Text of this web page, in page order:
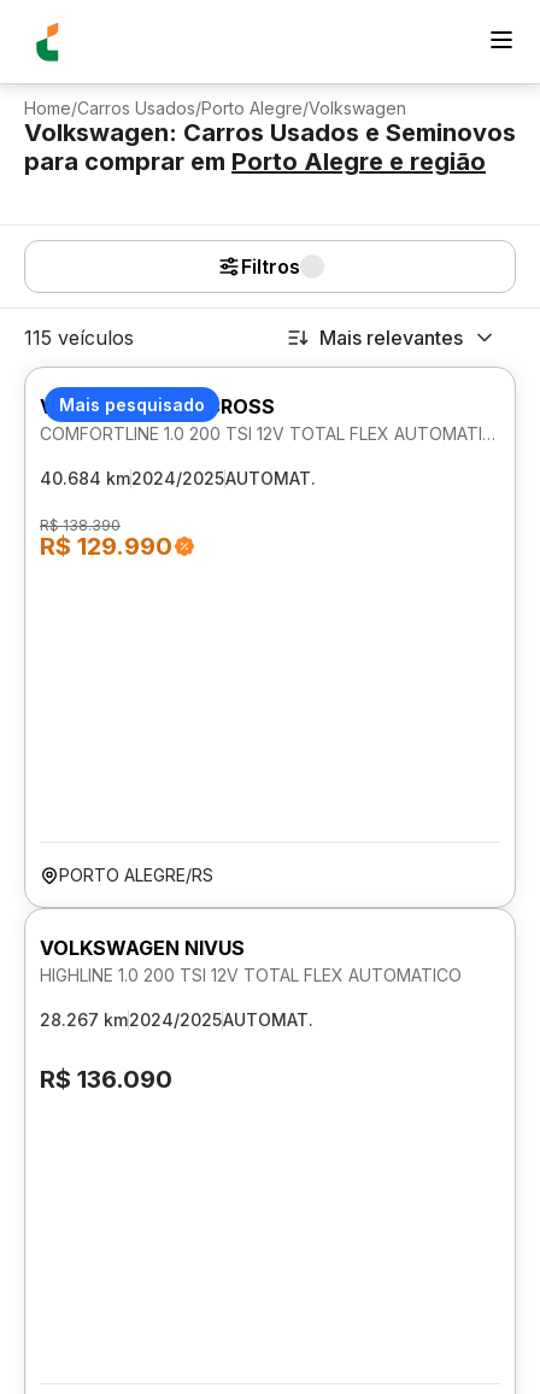
Home/Carros Usados/Porto Alegre/Volkswagen
Volkswagen: Carros Usados e Seminovos
para comprar em Porto Alegre e região
Filtros
115 veículos Mais relevantes
Mais pesquisado
VOLKSWAGEN T-CROSS
COMFORTLINE 1.0 200 TSI 12V TOTAL FLEX AUTOMATICO
40.684 km2024/2025AUTOMAT.
R$ 138.390
R$ 129.990
PORTO ALEGRE/RS
VOLKSWAGEN NIVUS
HIGHLINE 1.0 200 TSI 12V TOTAL FLEX AUTOMATICO
28.267 km2024/2025AUTOMAT.
R$ 136.090